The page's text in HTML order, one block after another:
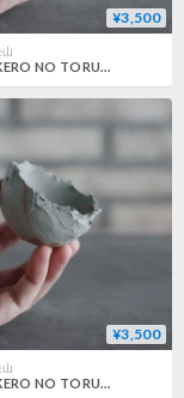
¥3,500
"TAKERO NO TORUKO" / CHIGIRI / マメ (2号) no.802/210
¥3,500